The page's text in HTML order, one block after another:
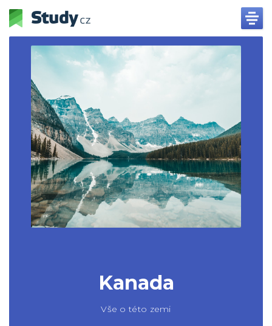
Kanada
Vše o této zemi